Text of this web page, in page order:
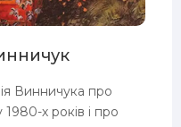
Винничука про
х років і про